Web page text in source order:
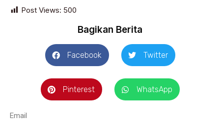
Post Views: 500
Bagikan Berita
Facebook Twitter
Pinterest WhatsApp
Email